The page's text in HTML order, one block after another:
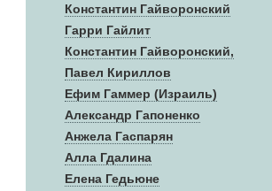
Константин Гайворонский
Гарри Гайлит
Константин Гайворонский,
Павел Кириллов
Ефим Гаммер (Израиль)
Александр Гапоненко
Анжела Гаспарян
Алла Гдалина
Елена Гедьюне